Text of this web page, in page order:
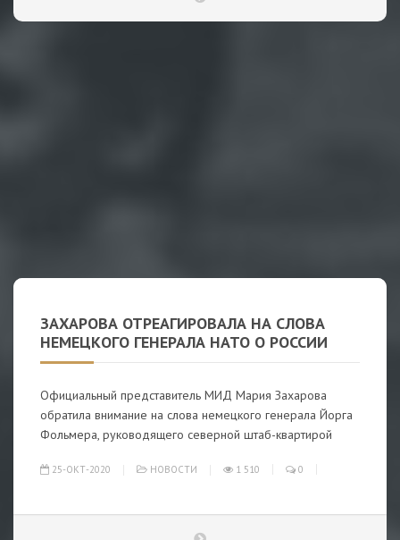
ЗАХАРОВА ОТРЕАГИРОВАЛА НА СЛОВА
НЕМЕЦКОГО ГЕНЕРАЛА НАТО О РОССИИ
Официальный представитель МИД Мария Захарова
обратила внимание на слова немецкого генерала Йорга
Фольмера, руководящего северной штаб-квартирой
25-ОКТ-2020 НОВОСТИ 1 510 0